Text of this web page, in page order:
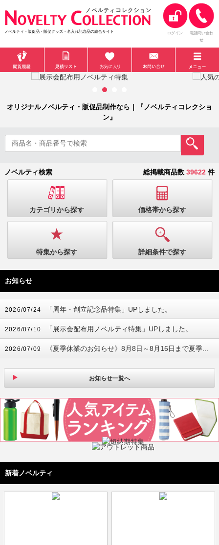
ノベルティ・販促品・販促グッズ・名入れ記念品の総合サイト ログイン
電話問い合わ
せ
オリジナルノベルティ・販促品制作なら｜『ノベルティコレクショ
ン』
ノベルティ検索 総掲載商品数39622件
カテゴリから探す 価格帯から探す
特集から探す 詳細条件で探す
お知らせ
2026/07/24 「周年・創立記念品特集」UPしました。
2026/07/10 「展示会配布用ノベルティ特集」UPしました。
2026/07/09 《夏季休業のお知らせ》8月8日～8月16日まで夏季...
お知らせ一覧へ
新着ノベルティ